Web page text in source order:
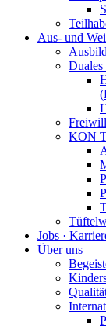
Aus- und
Duales
KON
Jobs ·
Über uns